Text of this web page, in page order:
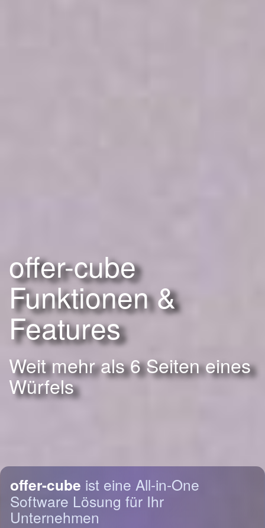
offer-cube
Funktionen &
Features
Weit mehr als 6 Seiten eines
Würfels
offer-cube ist eine All-in-One
Software Lösung für Ihr
Unternehmen